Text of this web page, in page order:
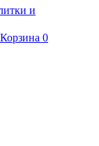
Корзина 0